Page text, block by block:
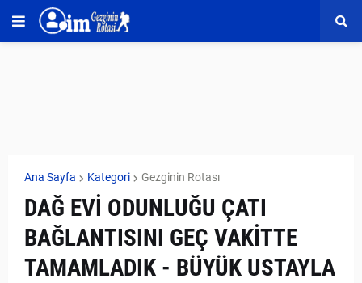
Ana Sayfa Kategori Gezginin Rotası
DAĞ EVİ ODUNLUĞU ÇATI
BAĞLANTISINI GEÇ VAKİTTE
TAMAMLADIK - BÜYÜK USTAYLA